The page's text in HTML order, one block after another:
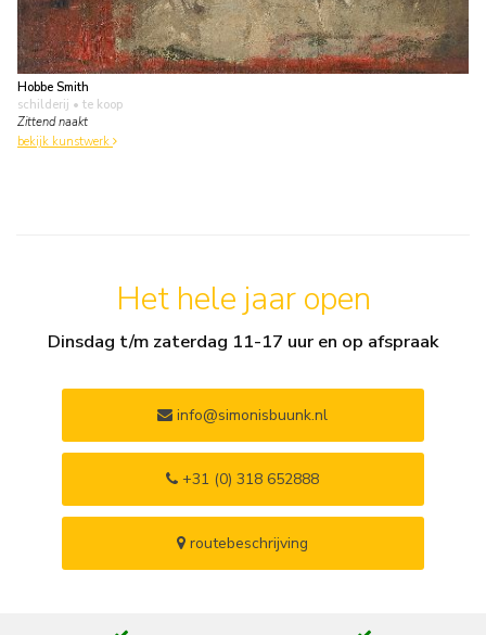
Hobbe Smith
schilderij • te koop
Zittend naakt
bekijk kunstwerk
Het hele jaar open
Dinsdag t/m zaterdag 11-17 uur en op afspraak
info@simonisbuunk.nl
+31 (0) 318 652888
routebeschrijving